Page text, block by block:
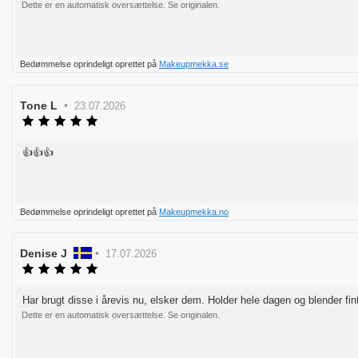
5
til
Dette er en automatisk oversættelse. Se originalen.
op
Bedømmelse oprindeligt oprettet på Makeupmekka.se
Forfatter
af
Tone L • Bedømmelsesdato:
23.07.2026
Tekst
👍👍👍
op
Bedømmelse oprindeligt oprettet på Makeupmekka.no
Forfatter
af
Denise J • Bedømmelsesdato:
17.07.2026
ud
af
5
Tekst
til
Har brugt disse i årevis nu, elsker dem. Holder hele dagen og blender
Dette er en automatisk oversættelse. Se originalen.